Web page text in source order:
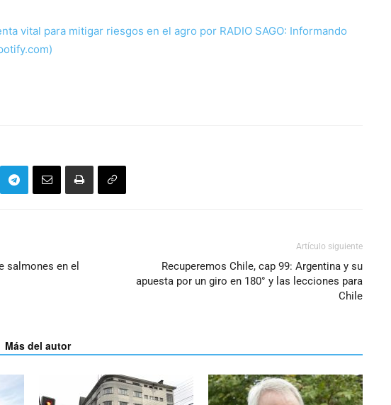
vital para mitigar riesgos en el agro por RADIO SAGO: Informando
salmones en el
Artículo siguiente
Recuperemos Chile, cap 99: Argentina y su
apuesta por un giro en 180° y las lecciones para
Chile
Más del autor